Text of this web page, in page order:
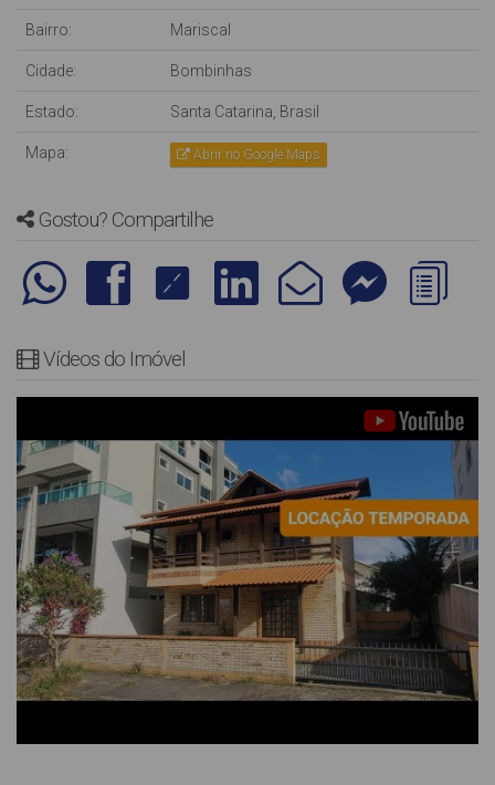
Bairro: Mariscal
Cidade: Bombinhas
Estado: Santa Catarina, Brasil
Mapa: Abrir no Google Maps
Gostou? Compartilhe
Vídeos do Imóvel